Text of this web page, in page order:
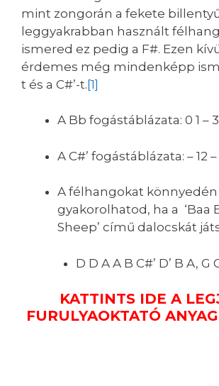
mint zongorán a fekete
leggyakrabban használt
ismered ez pedig a F#. Ezen
érdemes még mindenképp
t és a C#’-t.[1]
A Bb fogástáblázata: 0 1 – 3
A C#’ fogástáblázata: – 12 –
A félhangokat könnyedén
gyakorolhatod, ha a ‘Baa
Sheep’ című dalocskát
D D A A B C#’ D’ B A, G
KATTINTS IDE A
FURULYAOKTATÓ